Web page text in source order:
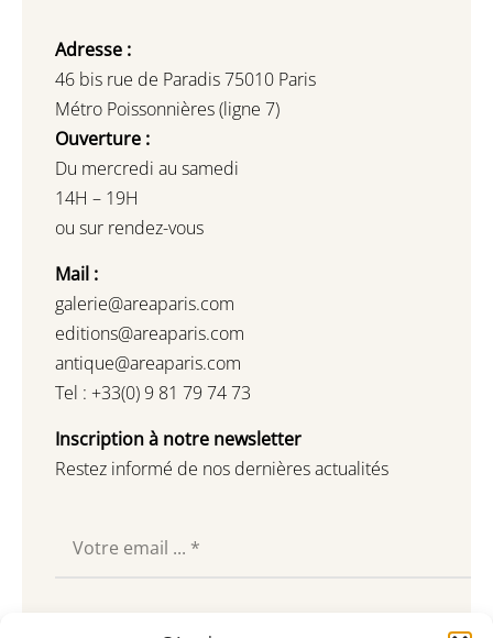
Adresse :
46 bis rue de Paradis 75010 Paris
Métro Poissonnières (ligne 7)
Ouverture :
Du mercredi au samedi
14H – 19H
ou sur rendez-vous
Mail :
galerie@areaparis.com
editions@areaparis.com
antique@areaparis.com
Tel : +33(0) 9 81 79 74 73
Inscription à notre newsletter
Restez informé de nos dernières actualités